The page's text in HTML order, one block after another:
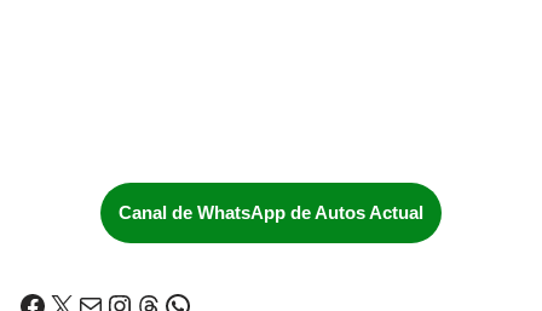
Canal de WhatsApp de Autos Actual